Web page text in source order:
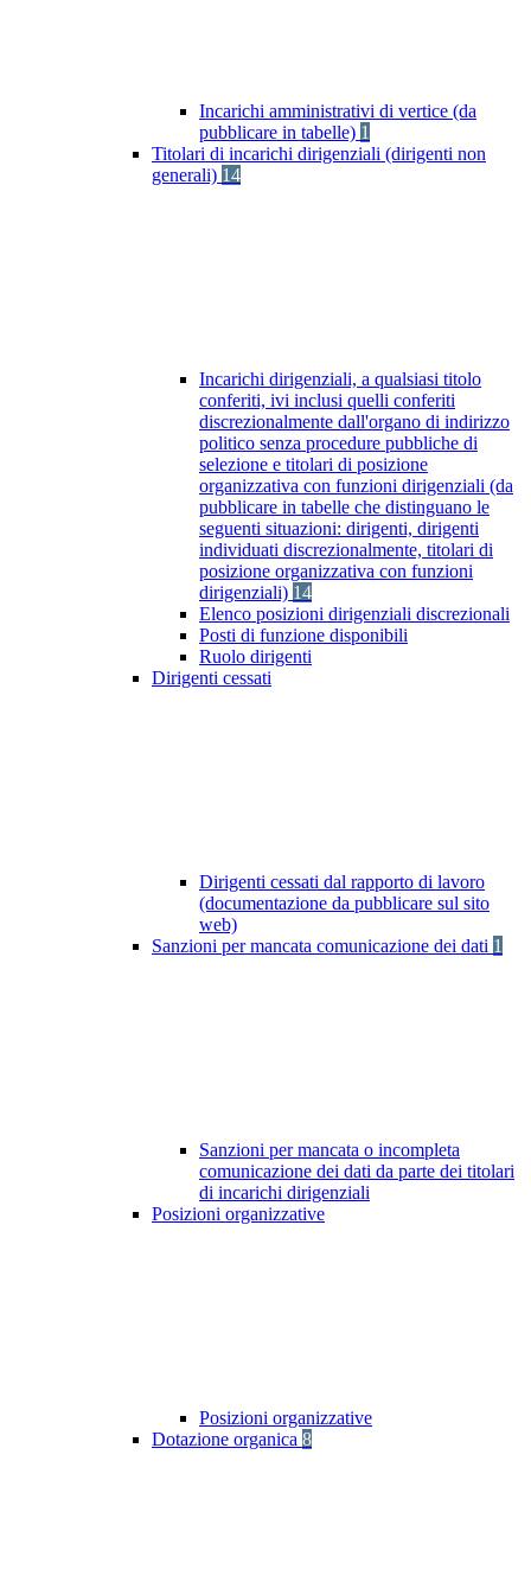
Incarichi amministrativi di vertice (da
pubblicare in tabelle) 1
Titolari di incarichi dirigenziali (dirigenti non
generali) 14
Incarichi dirigenziali, a qualsiasi titolo
conferiti, ivi inclusi quelli conferiti
discrezionalmente dall'organo di indirizzo
politico senza procedure pubbliche di
selezione e titolari di posizione
organizzativa con funzioni dirigenziali (da
pubblicare in tabelle che distinguano le
seguenti situazioni: dirigenti, dirigenti
individuati discrezionalmente, titolari di
posizione organizzativa con funzioni
dirigenziali) 14
Elenco posizioni dirigenziali discrezionali
Posti di funzione disponibili
Ruolo dirigenti
Dirigenti cessati
Dirigenti cessati dal rapporto di lavoro
(documentazione da pubblicare sul sito
web)
Sanzioni per mancata comunicazione dei dati 1
Sanzioni per mancata o incompleta
comunicazione dei dati da parte dei titolari
di incarichi dirigenziali
Posizioni organizzative
Posizioni organizzative
Dotazione organica 8